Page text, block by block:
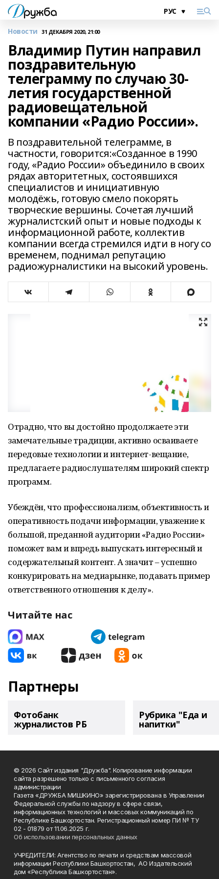
Новости 31 ДЕКАБРЯ 2020, 21:00
Владимир Путин направил
поздравительную
телеграмму по случаю 30-
летия государственной
радиовещательной
компании «Радио России».
В поздравительной телеграмме, в
частности, говорится:«Созданное в 1990
году, «Радио России» объединило в своих
рядах авторитетных, состоявшихся
специалистов и инициативную
молодёжь, готовую смело покорять
творческие вершины. Сочетая лучший
журналистский опыт и новые подходы к
информационной работе, коллектив
компании всегда стремился идти в ногу со
временем, поднимал репутацию
радиожурналистики на высокий уровень.
Отрадно, что вы достойно продолжаете эти
замечательные традиции, активно осваиваете
передовые технологии и интернет-вещание,
предлагаете радиослушателям широкий спектр
программ.
Убеждён, что профессионализм, объективность и
оперативность подачи информации, уважение к
большой, преданной аудитории «Радио России»
поможет вам и впредь выпускать интересный и
содержательный контент. А значит – успешно
конкурировать на медиарынке, подавать пример
ответственного отношения к делу».
Читайте нас
Партнеры
Фотобанк
журналистов РБ
Рубрика "Еда и
напитки"
© 2026 Сайт издания "Дружба". Копирование информации
сайта разрешено только с письменного согласия
администрации
Газета «ДРУЖБА МИШКИНО» зарегистрирована в Управлении
Федеральной службы по надзору в сфере связи,
информационных технологий и массовых коммуникаций по
Республике Башкортостан. Регистрационный номер ПИ № ТУ
02 - 01879 от 11.06.2025 г.
Об использовании персональных данных
УЧРЕДИТЕЛИ: Агентство по печати и средствам массовой
информации Республики Башкортостан, АО Издательский
дом «Республика Башкортостан».